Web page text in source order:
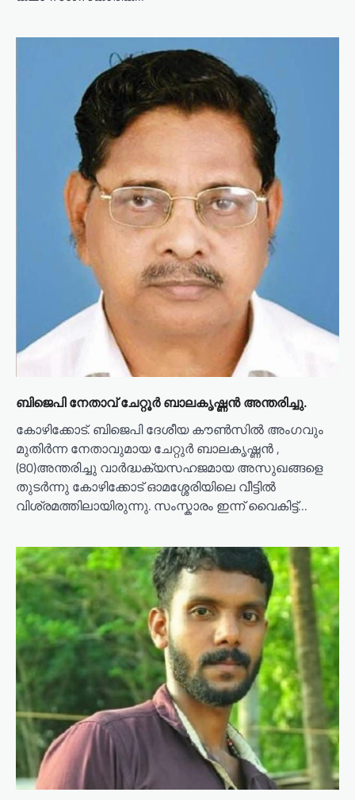
ബിജെപി നേതാവ് ചേറ്റൂർ ബാലകൃഷ്ണൻ അന്തരിച്ചു.
കോഴിക്കോട്. ബിജെപി ദേശീയ കൗൺസിൽ അംഗവും
മുതിർന്ന നേതാവുമായ ചേറ്റുർ ബാലകൃഷ്ണൻ ,
(80)അന്തരിച്ചു വാർദ്ധക്യസഹജമായ അസുഖങ്ങളെ
തുടർന്നു കോഴിക്കോട് ഓമശ്ശേരിയിലെ വീട്ടിൽ
വിശ്രമത്തിലായിരുന്നു. സംസ്കാരം ഇന്ന് വൈകിട്ട്…